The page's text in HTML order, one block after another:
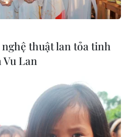
Đôn đốc DN
đến hạn
Đức Phớc đặc biệt lưu ý các
cường kiểm tra, giám sát,
thuật lan tỏa tinh
Lan